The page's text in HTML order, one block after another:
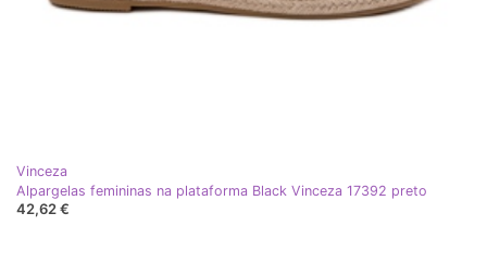
Vinceza
Alpargelas femininas na plataforma Black Vinceza 17392 preto
42,62 €